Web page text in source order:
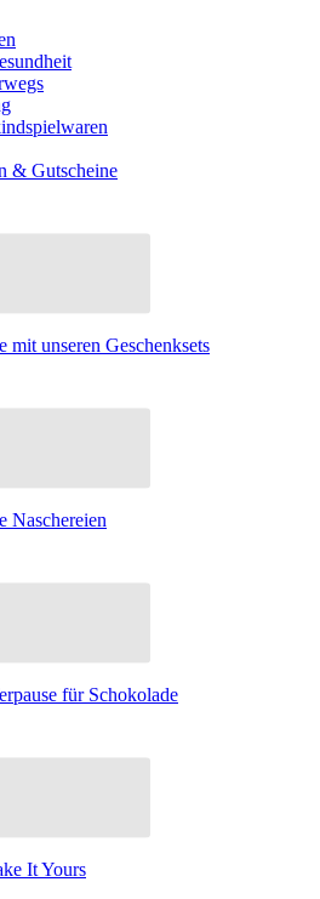
& Gutscheine
mit unseren Geschenksets
Naschereien
für Schokolade
It Yours